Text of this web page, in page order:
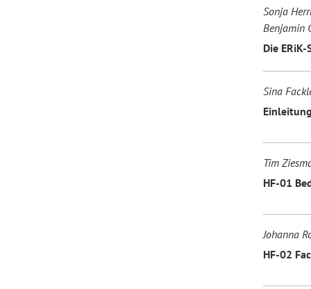
Sonja
Benjamin
Die
Sina
Einleitung
Tim
HF-01
Johanna
HF-02